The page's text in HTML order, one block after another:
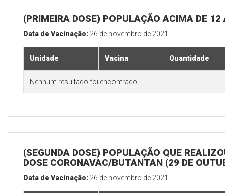
(PRIMEIRA DOSE) POPULAÇÃO ACIMA DE 12
Data de Vacinação: 26 de novembro de 2021
Unidade Vacina Quantidade
Nenhum resultado foi encontrado.
(SEGUNDA DOSE) POPULAÇÃO QUE
DOSE CORONAVAC/BUTANTAN (29 DE
Data de Vacinação: 26 de novembro de 2021